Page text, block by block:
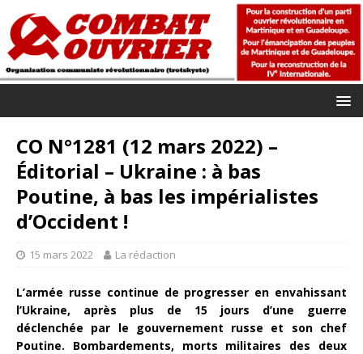
CO N°1281 (12 mars 2022) –
Éditorial – Ukraine : à bas
Poutine, à bas les impérialistes
d’Occident !
15 mars 2022 La rédaction
L’armée russe continue de progresser en envahissant
l’Ukraine, après plus de 15 jours d’une guerre
déclenchée par le gouvernement russe et son chef
Poutine. Bombardements, morts militaires des deux